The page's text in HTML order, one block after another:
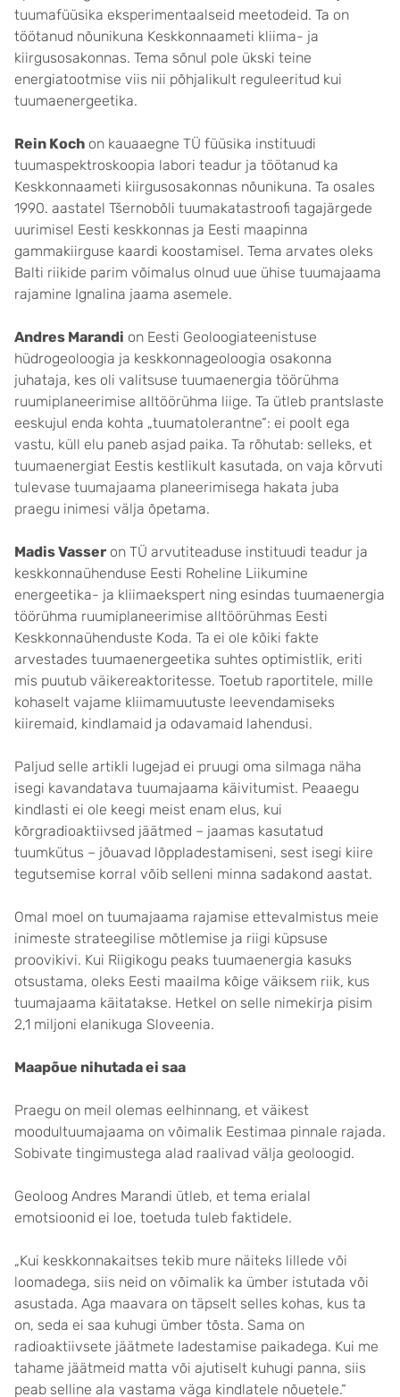
tuumafüüsika eksperimentaalseid meetodeid. Ta on
töötanud nõunikuna Keskkonnaameti kliima- ja
kiirgusosakonnas. Tema sõnul pole ükski teine
energiatootmise viis nii põhjalikult reguleeritud kui
tuumaenergeetika.
Rein Koch on kauaaegne TÜ füüsika instituudi
tuumaspektroskoopia labori teadur ja töötanud ka
Keskkonnaameti kiirgusosakonnas nõunikuna. Ta osales
1990. aastatel Tšernobõli tuumakatastroofi tagajärgede
uurimisel Eesti keskkonnas ja Eesti maapinna
gammakiirguse kaardi koostamisel. Tema arvates oleks
Balti riikide parim võimalus olnud uue ühise tuumajaama
rajamine Ignalina jaama asemele.
Andres Marandi on Eesti Geoloogiateenistuse
hüdrogeoloogia ja keskkonnageoloogia osakonna
juhataja, kes oli valitsuse tuumaenergia töörühma
ruumiplaneerimise alltöörühma liige. Ta ütleb prantslaste
eeskujul enda kohta „tuumatolerantne“: ei poolt ega
vastu, küll elu paneb asjad paika. Ta rõhutab: selleks, et
tuumaenergiat Eestis kestlikult kasutada, on vaja kõrvuti
tulevase tuumajaama planeerimisega hakata juba
praegu inimesi välja õpetama.
Madis Vasser on TÜ arvutiteaduse instituudi teadur ja
keskkonnaühenduse Eesti Roheline Liikumine
energeetika- ja kliimaekspert ning esindas tuumaenergia
töörühma ruumiplaneerimise alltöörühmas Eesti
Keskkonnaühenduste Koda. Ta ei ole kõiki fakte
arvestades tuumaenergeetika suhtes optimistlik, eriti
mis puutub väikereaktoritesse. Toetub raportitele, mille
kohaselt vajame kliimamuutuste leevendamiseks
kiiremaid, kindlamaid ja odavamaid lahendusi.
Paljud selle artikli lugejad ei pruugi oma silmaga näha
isegi kavandatava tuumajaama käivitumist. Peaaegu
kindlasti ei ole keegi meist enam elus, kui
kõrgradioaktiivsed jäätmed – jaamas kasutatud
tuumkütus – jõuavad lõppladestamiseni, sest isegi kiire
tegutsemise korral võib selleni minna sadakond aastat.
Omal moel on tuumajaama rajamise ettevalmistus meie
inimeste strateegilise mõtlemise ja riigi küpsuse
proovikivi. Kui Riigikogu peaks tuumaenergia kasuks
otsustama, oleks Eesti maailma kõige väiksem riik, kus
tuumajaama käitatakse. Hetkel on selle nimekirja pisim
2,1 miljoni elanikuga Sloveenia.
Maapõue nihutada ei saa
Praegu on meil olemas eelhinnang, et väikest
moodultuumajaama on võimalik Eestimaa pinnale rajada.
Sobivate tingimustega alad raalivad välja geoloogid.
Geoloog Andres Marandi ütleb, et tema erialal
emotsioonid ei loe, toetuda tuleb faktidele.
„Kui keskkonnakaitses tekib mure näiteks lillede või
loomadega, siis neid on võimalik ka ümber istutada või
asustada. Aga maavara on täpselt selles kohas, kus ta
on, seda ei saa kuhugi ümber tõsta. Sama on
radioaktiivsete jäätmete ladestamise paikadega. Kui me
tahame jäätmeid matta või ajutiselt kuhugi panna, siis
peab selline ala vastama väga kindlatele nõuetele.“